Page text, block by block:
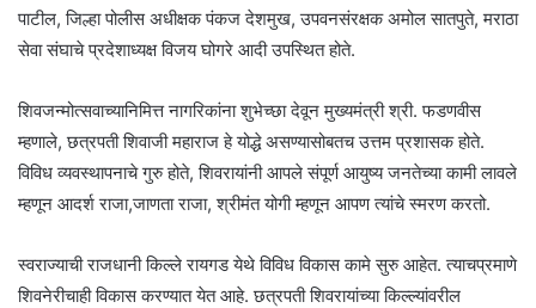
पाटील, जिल्हा पोलीस अधीक्षक पंकज देशमुख, उपवनसंरक्षक अमोल सातपुते, मराठा
सेवा संघाचे प्रदेशाध्यक्ष विजय घोगरे आदी उपस्थित होते.
शिवजन्मोत्सवाच्यानिमित्त नागरिकांना शुभेच्छा देवून मुख्यमंत्री श्री. फडणवीस
म्हणाले, छत्रपती शिवाजी महाराज हे योद्धे असण्यासोबतच उत्तम प्रशासक होते.
विविध व्यवस्थापनाचे गुरु होते, शिवरायांनी आपले संपूर्ण आयुष्य जनतेच्या कामी लावले
म्हणून आदर्श राजा,जाणता राजा, श्रीमंत योगी म्हणून आपण त्यांचे स्मरण करतो.
स्वराज्याची राजधानी किल्ले रायगड येथे विविध विकास कामे सुरु आहेत. त्याचप्रमाणे
शिवनेरीचाही विकास करण्यात येत आहे. छत्रपती शिवरायांच्या किल्ल्यांवरील